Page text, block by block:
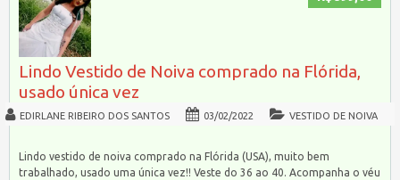
Lindo Vestido de Noiva comprado na Flórida,
usado única vez
EDIRLANE RIBEIRO DOS SANTOS 03/02/2022 VESTIDO DE NOIVA
Lindo vestido de noiva comprado na Flórida (USA), muito bem
trabalhado, usado uma única vez!! Veste do 36 ao 40. Acompanha o véu